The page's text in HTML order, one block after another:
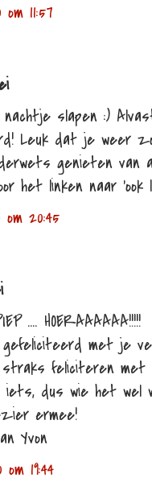
11:57
nachtje slapen :)
Leuk dat je weer
genieten van
het linken naar 'ook
20:45
.... HOERAAAAAA!!!!!
met je
feliciteren met
iets, dus wie het wel
ermee!
Yvon
19:44